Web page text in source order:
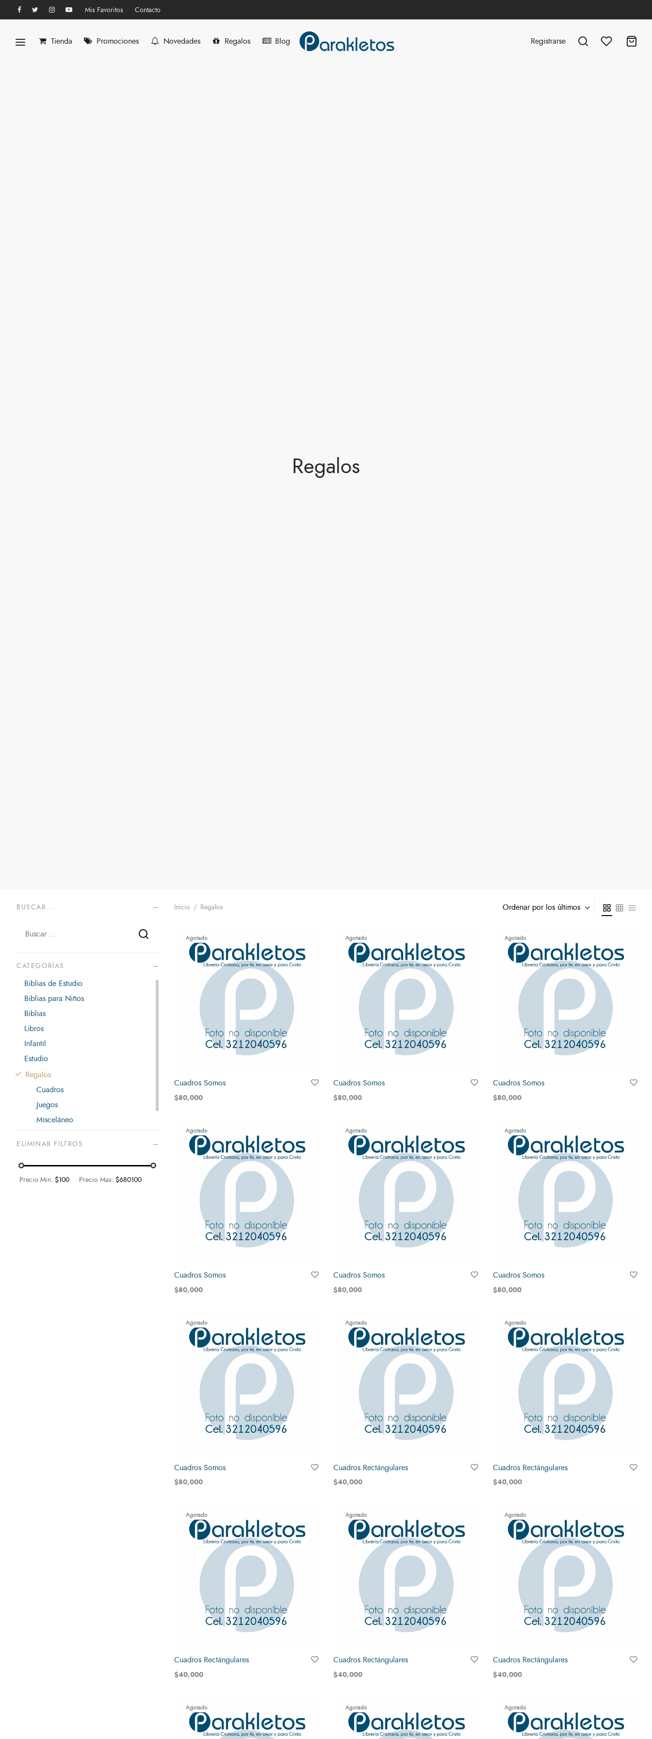
Mis Favoritos Contacto
Tienda Promociones Novedades Regalos Blog Registrarse
Regalos
BUSCAR…
CATEGORÍAS
Biblias de Estudio
Biblias para Niños
Biblias
Libros
Infantil
Estudio
Regalos
Cuadros
Juegos
Misceláneo
ELIMINAR FILTROS
Precio Min: $100 Precio Max: $680100
Inicio / Regalos Ordenar por los últimos
Agotado
Cuadros Somos
$80,000
Agotado
Cuadros Somos
$80,000
Agotado
Cuadros Somos
$80,000
Agotado
Cuadros Somos
$80,000
Agotado
Cuadros Somos
$80,000
Agotado
Cuadros Somos
$80,000
Agotado
Cuadros Somos
$80,000
Agotado
Cuadros Rectángulares
$40,000
Agotado
Cuadros Rectángulares
$40,000
Agotado
Cuadros Rectángulares
$40,000
Agotado
Cuadros Rectángulares
$40,000
Agotado
Cuadros Rectángulares
$40,000
Agotado Agotado Agotado